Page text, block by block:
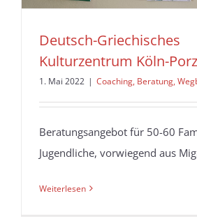
Deutsch-Griechisches
Kulturzentrum Köln-Porz
1. Mai 2022 | Coaching, Beratung,
Beratungsangebot für 50-60
Jugendliche, vorwiegend aus
Weiterlesen